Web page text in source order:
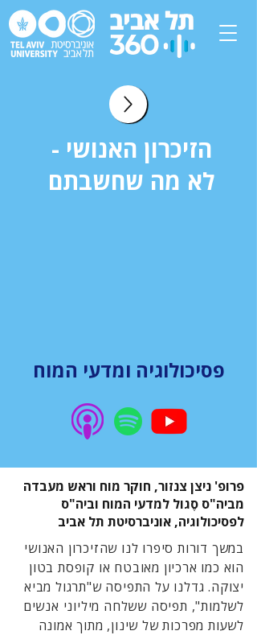
הזיכרון האנושי -
לא מה שחשבתם
פסיכולוגיה ומדעי המוח
פרופ' ניצן צנזור, חוקר מוח וראש מעבדה
מביה"ס סֶגול למדעי המוח וביה"ס
לפסיכולוגיה, אוניברסיטת תל אביב
במשך דורות סיפרו לנו שהזיכרון האנושי
הוא כמו ארכיון מאובטח או קופסת בטון
יצוקה. גדלנו על התפיסה ש"תרגול מביא
לשלמות", תפיסה ששלחה מיליוני אנשים
לשעות מפרכות של שינון, מתוך אמונה